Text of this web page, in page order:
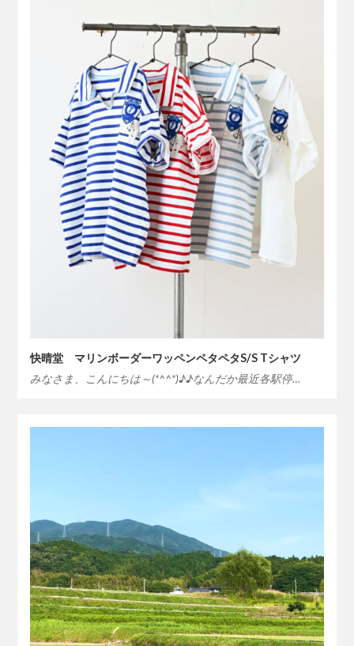
快晴堂 マリンボーダーワッペンペタペタS/S Tシャツ
みなさま、こんにちは～(*^^*)♪♪なんだか最近各駅停…